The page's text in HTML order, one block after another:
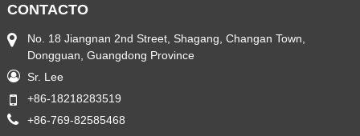
CONTACTO
No. 18 Jiangnan 2nd Street, Shagang, Changan Town,
Dongguan, Guangdong Province
Sr. Lee
+86-18218283519
+86-769-82585468